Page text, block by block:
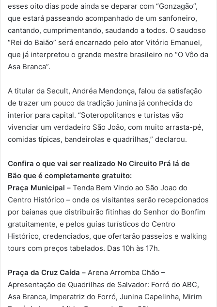
esses oito dias pode ainda se deparar com “Gonzagão”,
que estará passeando acompanhado de um sanfoneiro,
cantando, cumprimentando, saudando a todos. O saudoso
“Rei do Baião” será encarnado pelo ator Vitório Emanuel,
que já interpretou o grande mestre brasileiro no “O Vôo da
Asa Branca”.
A titular da Secult, Andréa Mendonça, falou da satisfação
de trazer um pouco da tradição junina já conhecida do
interior para capital. “Soteropolitanos e turistas vão
vivenciar um verdadeiro São João, com muito arrasta-pé,
comidas típicas, bandeirolas e quadrilhas,” declarou.
Confira o que vai ser realizado No Circuito Prá lá de
Bão que é completamente gratuito:
Praça Municipal – Tenda Bem Vindo ao São Joao do
Centro Histórico – onde os visitantes serão recepcionados
por baianas que distribuirão fitinhas do Senhor do Bonfim
gratuitamente, e pelos guias turísticos do Centro
Histórico, credenciados, que ofertarão passeios e walking
tours com preços tabelados. Das 10h às 17h.
Praça da Cruz Caída – Arena Arromba Chão –
Apresentação de Quadrilhas de Salvador: Forró do ABC,
Asa Branca, Imperatriz do Forró, Junina Capelinha, Mirim